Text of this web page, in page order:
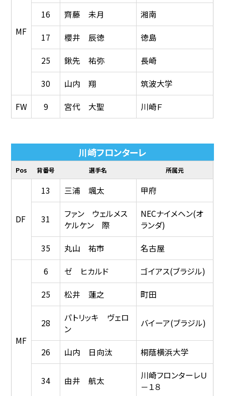
MF
16 齊藤 未月
湘南
17
櫻井 辰徳
徳島
25
鍬先 祐弥
長崎
30
山内 翔
筑波大学
FW
9 宮代 大聖 川崎Ｆ
川崎フロンターレ
Pos 背番号 選手名 所属元
DF
13 三浦 颯太 甲府
31
ファン ウェルメス
ケルケン 際
NECナイメヘン(オ
ランダ)
35
丸山 祐市 名古屋
MF
6 ゼ ヒカルド
ゴイアス(ブラジル)
25
松井 蓮之 町田
28
パトリッキ ヴェロ
ン
バイーア(ブラジル)
26 山内 日向汰 桐蔭横浜大学
34 由井 航太
川崎フロンターレＵ
－１８